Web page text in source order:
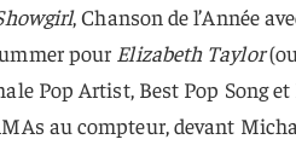
, Chanson de l’Année
pour Elizabeth Taylor
Pop Artist, Best Pop Song
au compteur, devant